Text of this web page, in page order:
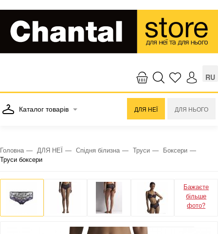
RU
Каталог товарів ДЛЯ НЕЇ ДЛЯ НЬОГО
Головна ДЛЯ НЕЇ Спідня білизна Труси
Боксери
Труси боксери
Бажаєте
більше
фото?